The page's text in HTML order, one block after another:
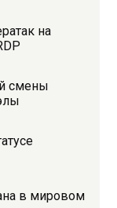
на
смены
в мировом